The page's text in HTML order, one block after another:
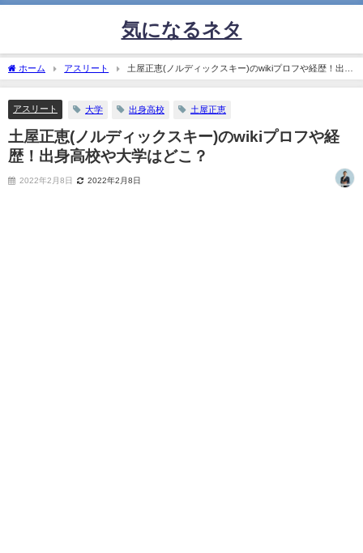
気になるネタ
ホーム アスリート
土屋正恵(ノルディックスキー)のwikiプロフや経歴！出身
高校や大学はどこ？
アスリート 大学 出身高校 土屋正恵
土屋正恵(ノルディックスキー)のwikiプロフや経
歴！出身高校や大学はどこ？
2022年2月8日 2022年2月8日